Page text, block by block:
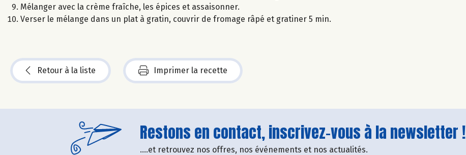
Mélanger avec la crème fraîche, les épices et assaisonner.
Verser le mélange dans un plat à gratin, couvrir de fromage râpé et gratiner 5 min.
Retour à la liste Imprimer la recette
Restons en contact, inscrivez-vous à la newsletter !
....et retrouvez nos offres, nos événements et nos actualités.